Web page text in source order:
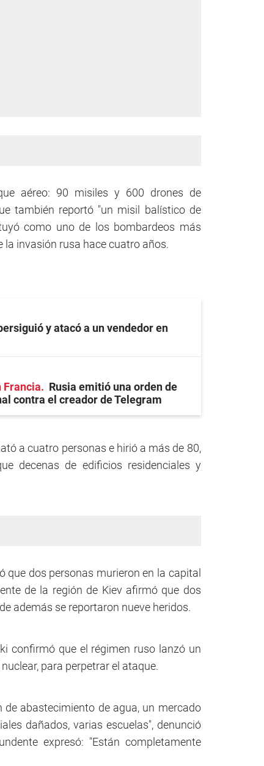
aéreo: 90 misiles y 600 drones de
también reportó "un misil balístico de
como uno de los bombardeos más
la invasión rusa hace cuatro años.
y atacó a un vendedor en
Francia
Rusia emitió una orden de
contra el creador de Telegram
a cuatro personas e hirió a más de 80,
decenas de edificios residenciales y
que dos personas murieron en la capital
de la región de Kiev afirmó que dos
además se reportaron nueve heridos.
confirmó que el régimen ruso lanzó un
para perpetrar el ataque.
abastecimiento de agua, un mercado
dañados, varias escuelas", denunció
expresó: "Están completamente